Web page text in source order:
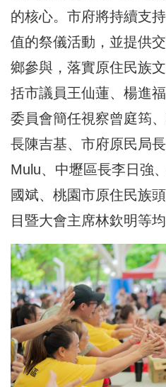
的核心。市府將持續支
值的祭儀活動，並提供
鄉參與，落實原住民族
括市議員王仙蓮、楊進
委員會簡任視察曾庭筠
長陳吉基、市府原民局
Mulu、中壢區長李日強
國斌、桃園市原住民族
目暨大會主席林欽明等均